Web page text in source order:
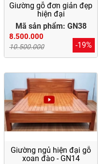
Giường gỗ đơn giản đẹp
hiện đại
Mã sản phẩm: GN38
8.500.000
10.500.000 -19%
Giường ngủ hiện đại gỗ
xoan đào - GN14